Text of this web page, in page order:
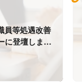
員等処遇改善
に登壇しま